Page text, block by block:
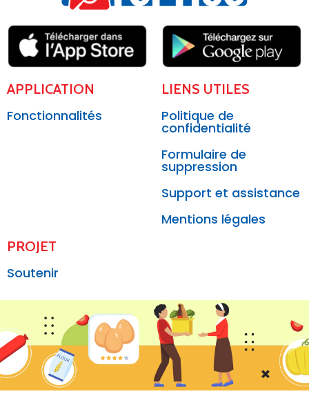
APPLICATION
Fonctionnalités
LIENS UTILES
Politique de
confidentialité
Formulaire de
suppression
Support et assistance
Mentions légales
PROJET
Soutenir